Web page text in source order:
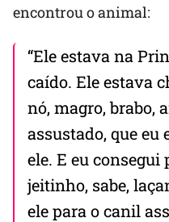
encontrou o animal:
“Ele estava na
caído. Ele estava
nó, magro, brabo,
assustado, que eu
ele. E eu consegui
jeitinho, sabe,
ele para o canil